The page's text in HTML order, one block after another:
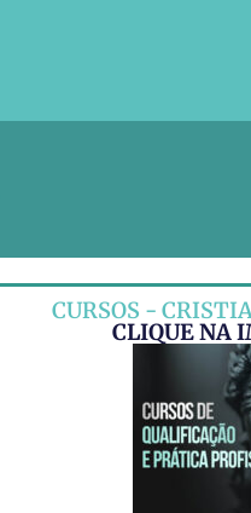
CURSOS -
CLIQUE NA